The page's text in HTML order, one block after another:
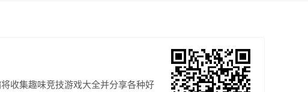
收集趣味竞技游戏大全并分享各种好